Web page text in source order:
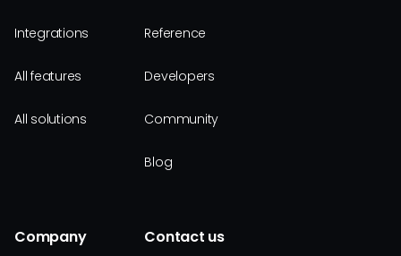
Integrations
All features
All solutions
Reference
Developers
Community
Blog
Company Contact us